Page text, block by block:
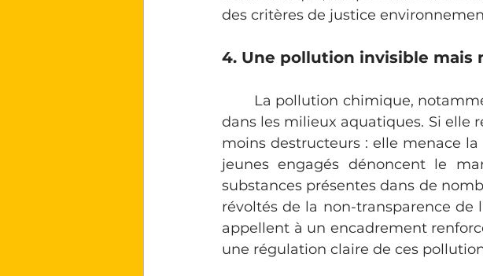
des critères de justice
4. Une pollution invisible mais
dans les milieux aquatiques. Si elle
moins destructeurs : elle menace
jeunes engagés dénoncent le
substances présentes dans de
révoltés de la non-transparence de
appellent à un encadrement
une régulation claire de ces